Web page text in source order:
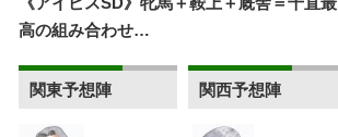
高の組み合わせ…
関東予想陣 関西予想陣